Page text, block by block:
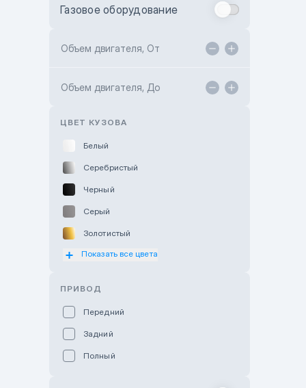
Toyota Kokshetau
Hyundai ShymCity
Газовое оборудование
Объем двигателя, От
Объем двигателя, До
ЦВЕТ КУЗОВА
Белый
Серебристый
Черный
Серый
Золотистый
Оранжевый
Показать все цвета
ПРИВОД
Передний
Задний
Полный